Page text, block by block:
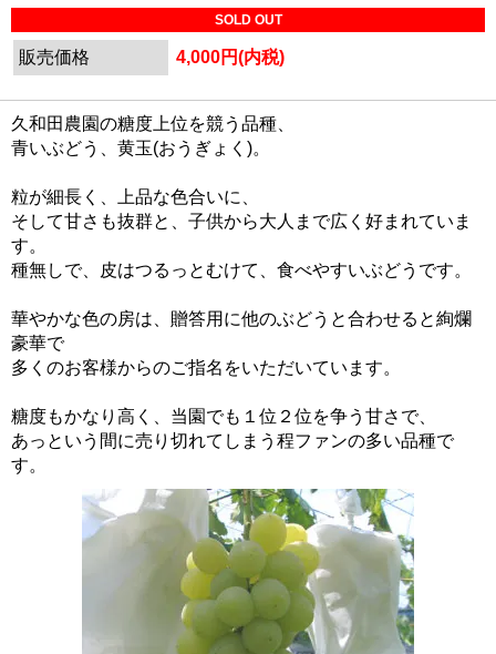
SOLD OUT
販売価格 4,000円(内税)
久和田農園の糖度上位を競う品種、
青いぶどう、黄玉(おうぎょく)。
粒が細長く、上品な色合いに、
そして甘さも抜群と、子供から大人まで広く好まれていま
す。
種無しで、皮はつるっとむけて、食べやすいぶどうです。
華やかな色の房は、贈答用に他のぶどうと合わせると絢爛
豪華で
多くのお客様からのご指名をいただいています。
糖度もかなり高く、当園でも１位２位を争う甘さで、
あっという間に売り切れてしまう程ファンの多い品種で
す。